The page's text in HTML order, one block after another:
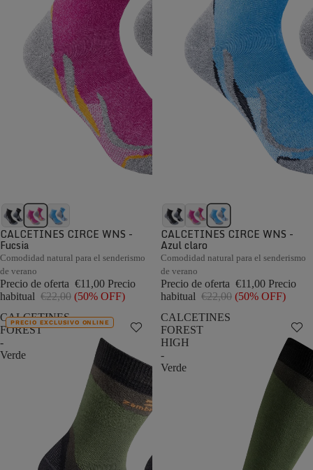
CALCETINES CIRCE WNS -
Fucsia
Comodidad natural para el senderismo
de verano
Precio de oferta €11,00 Precio
habitual €22,00 (50% OFF)
CALCETINES CIRCE WNS -
Azul claro
Comodidad natural para el senderismo
de verano
Precio de oferta €11,00 Precio
habitual €22,00 (50% OFF)
CALCETINES
FOREST
-
Verde
PRECIO EXCLUSIVO ONLINE
CALCETINES
FOREST
HIGH
-
Verde